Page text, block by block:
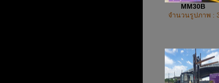
MM30B
จำนวนรูปภาพ :